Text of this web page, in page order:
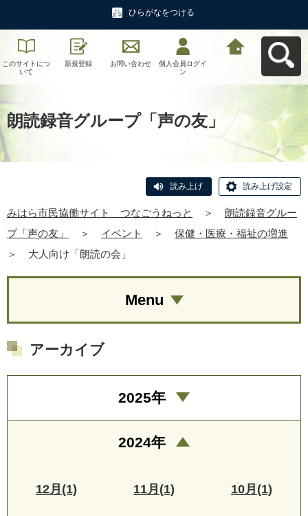
ひらがなをつける
このサイトにつ
いて
新規登録 お問い合わせ
個人会員ログイ
ン
朗読録音グループ「声の友」
読み上げ 読み上げ設定
みはら市民協働サイト つなごうねっと ＞
朗読録音グルー
プ「声の友」
＞ イベント ＞
保健・医療・福祉の増進
＞
大人向け「朗読の会」
Menu
アーカイブ
2025年
2024年
12月(1) 11月(1) 10月(1)